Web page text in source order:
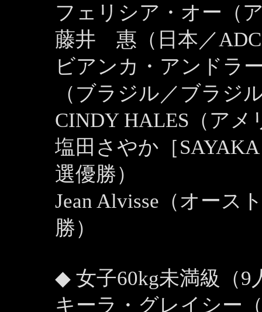
フェリシア・オー（
藤井 惠（日本／
ビアンカ・アンドラ
（ブラジル／ブラジ
CINDY HALES（アメ
塩田さやか［
選優勝）
Jean Alvisse（オース
勝）
◆ 女子60kg未満級（9
キーラ・グレイシー